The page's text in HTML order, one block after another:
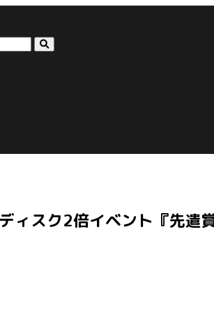
ディスク2倍イベント『先